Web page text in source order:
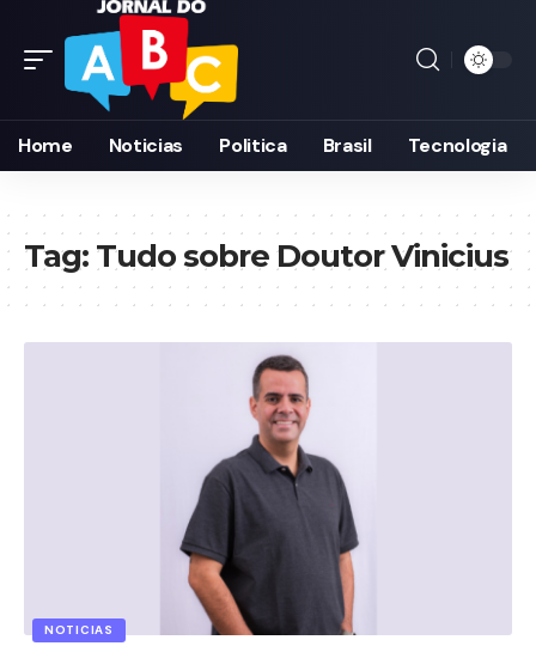
Home Noticias Politica Brasil Tecnologia
Tag: Tudo sobre Doutor Vinicius
NOTICIAS